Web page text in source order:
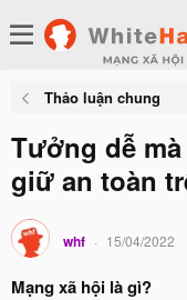
Thảo luận chung
Tưởng dễ
giữ an toàn
whf 15/04/2022
Mạng xã hội là gì?